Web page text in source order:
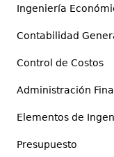
de Costos
de
Presupuesto